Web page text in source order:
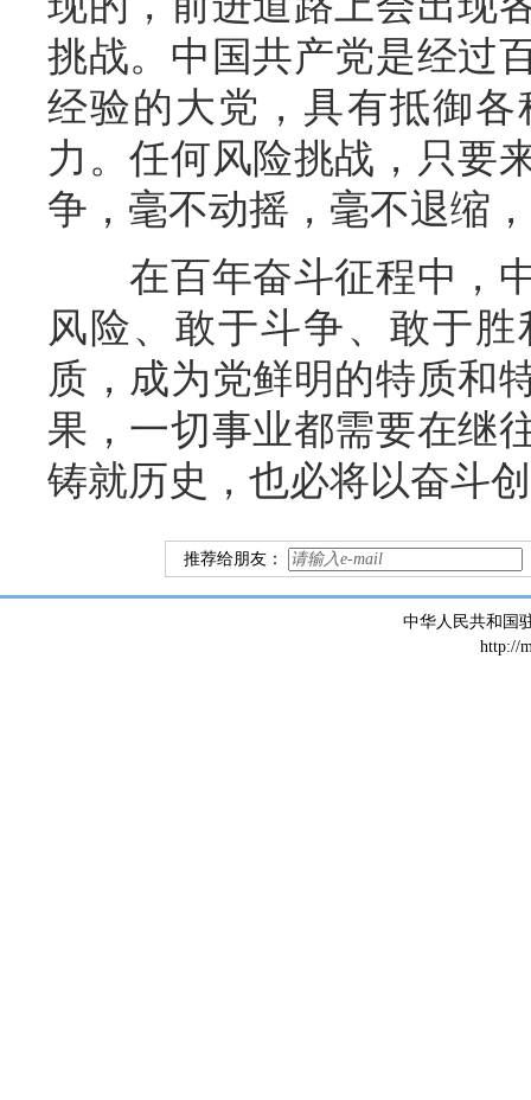
挑战。中国共产党是经过
经验的大党，具有抵御
力。任何风险挑战，只要
争，毫不动摇，毫不退缩
在百年奋斗征程中，中
风险、敢于斗争、敢于
质，成为党鲜明的特质和
果，一切事业都需要在继
铸就历史，也必将以奋斗
推荐给朋友：
中华人民共和国
http://